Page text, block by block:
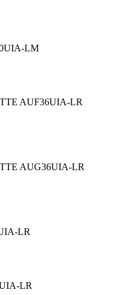
LM
AUF36UIA-LR
AUG36UIA-LR
LR
LR